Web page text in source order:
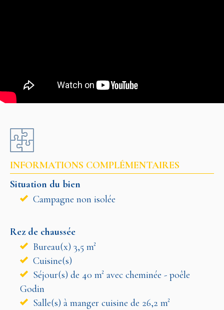
INFORMATIONS COMPLÉMENTAIRES
Situation du bien
Campagne non isolée
Rez de chaussée
Bureau(x) 3,5 m²
Cuisine(s)
Séjour(s) de 40 m² avec cheminée - poêle
Godin
Salle(s) à manger cuisine de 26,2 m²